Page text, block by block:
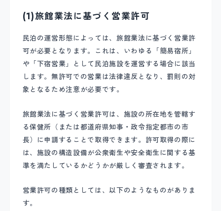
(1)旅館業法に基づく営業許可
民泊の運営形態によっては、旅館業法に基づく営業許
可が必要となります。これは、いわゆる「簡易宿所」
や「下宿営業」として民泊施設を運営する場合に該当
します。無許可での営業は法律違反となり、罰則の対
象となるため注意が必要です。
旅館業法に基づく営業許可は、施設の所在地を管轄す
る保健所（または都道府県知事・政令指定都市の市
長）に申請することで取得できます。許可取得の際に
は、施設の構造設備が公衆衛生や安全衛生に関する基
準を満たしているかどうかが厳しく審査されます。
営業許可の種類としては、以下のようなものがありま
す。